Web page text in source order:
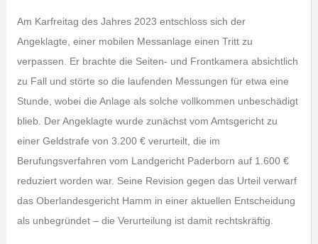
Am Karfreitag des Jahres 2023 entschloss sich der
Angeklagte, einer mobilen Messanlage einen Tritt zu
verpassen. Er brachte die Seiten- und Frontkamera absichtlich
zu Fall und störte so die laufenden Messungen für etwa eine
Stunde, wobei die Anlage als solche vollkommen unbeschädigt
blieb. Der Angeklagte wurde zunächst vom Amtsgericht zu
einer Geldstrafe von 3.200 € verurteilt, die im
Berufungsverfahren vom Landgericht Paderborn auf 1.600 €
reduziert worden war. Seine Revision gegen das Urteil verwarf
das Oberlandesgericht Hamm in einer aktuellen Entscheidung
als unbegründet – die Verurteilung ist damit rechtskräftig.